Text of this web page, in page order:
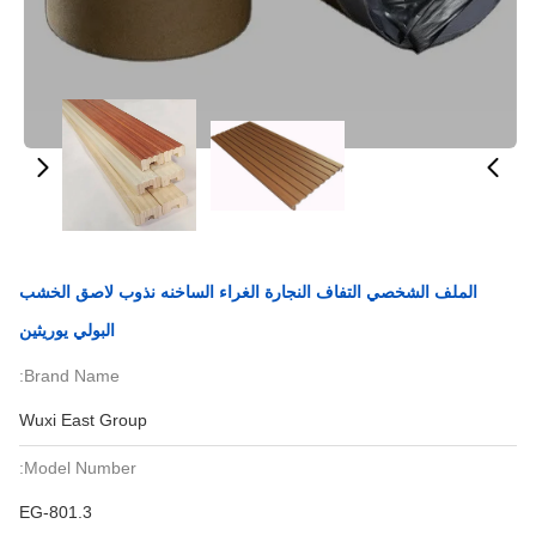
الملف الشخصي التفاف النجارة الغراء الساخنه نذوب لاصق الخشب
البولي يوريثين
Brand Name:
Wuxi East Group
Model Number:
EG-801.3